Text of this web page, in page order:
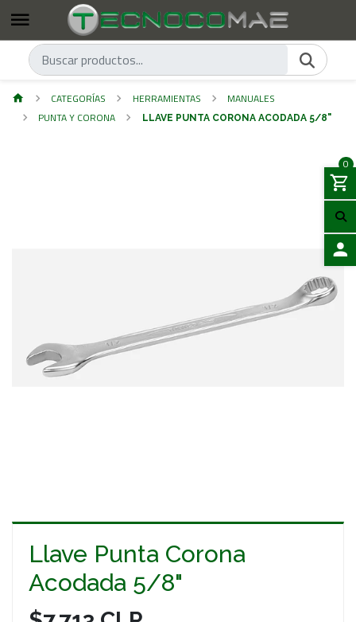
0
CATEGORÍAS HERRAMIENTAS
MANUALES
PUNTA Y CORONA
LLAVE PUNTA CORONA ACODADA 5/8"
Llave Punta Corona
Acodada 5/8"